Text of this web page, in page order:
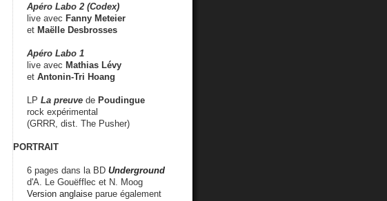
Apéro Labo 2 (Codex)
live avec Fanny Meteier
et Maëlle Desbrosses
Apéro Labo 1
live avec Mathias Lévy
et Antonin-Tri Hoang
LP La preuve de Poudingue
rock expérimental
(GRRR, dist. The Pusher)
PORTRAIT
6 pages dans la BD Underground
d'A. Le Gouëfflec et N. Moog
Version anglaise parue également